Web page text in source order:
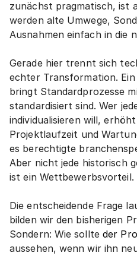
zunächst pragmatisch, ist
werden alte Umwege,
Ausnahmen einfach in die
Gerade hier trennt sich
echter Transformation. Ein
bringt Standardprozesse
standardisiert sind. Wer
individualisieren will,
Projektlaufzeit und
es berechtigte
Aber nicht jede historisch
ist ein Wettbewerbsvorteil.
Die entscheidende Frage
bilden wir den bisherigen
Sondern: Wie sollte der
aussehen, wenn wir ihn